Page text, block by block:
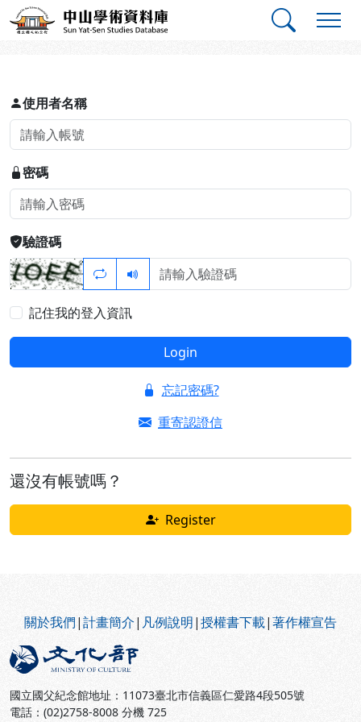
跳到主要內容
中山學術資料庫
登入
使用者名稱
密碼
驗證碼
記住我的登入資訊
Login
忘記密碼?
重寄認證信
還沒有帳號嗎？
Register
關於我們|計畫簡介| 凡例說明|授權書下載|著作權宣告
國立國父紀念館地址：11073臺北市信義區仁愛路4段505號
電話：(02)2758-8008 分機 725